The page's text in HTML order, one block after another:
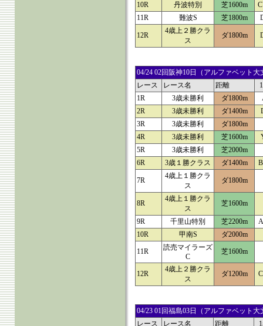
10R
丹波特別 芝1600m
11R
難波S 芝1800m
12R
4歳上２勝クラ
ス
ダ1800m
04/24 02回阪神10日（アルファベット
レース
レース名 距離
1R
3歳未勝利 ダ1800m
2R
3歳未勝利 ダ1400m
3R
3歳未勝利
ダ1800m
4R
3歳未勝利 芝1600m
5R
3歳未勝利
芝2000m
6R
3歳１勝クラス ダ1400m
7R
4歳上１勝クラ
ス
ダ1800m
8R
4歳上１勝クラ
ス
芝1600m
9R 千里山特別 芝2200m
10R
甲南S ダ2000m
11R
読売マイラーズ
C
芝1600m
12R
4歳上２勝クラ
ス
ダ1200m
04/23 01回福島03日（アルファベット
レース
レース名 距離